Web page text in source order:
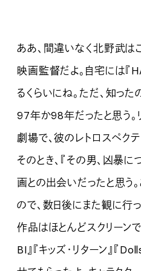
ああ、間違いなく北野武
映画監督だよ。自宅には『
るくらいにね。ただ、知っ
97年か98年だったと思う。
劇場で、彼のレトロスペク
そのとき、『その男、凶暴
画との出会いだったと思う
ので、数日後にまた観に行
作品はほとんどスクリーン
BI』『キッズ・リターン』『